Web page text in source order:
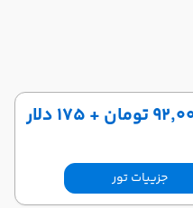
+ ۱۷۵ دلار
جزییات تور